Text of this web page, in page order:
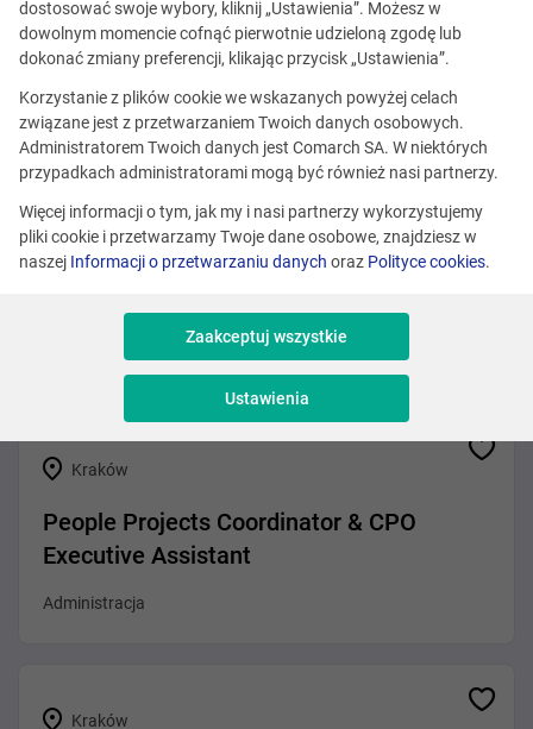
Ta oferta jest już
nieaktualna.
Zobacz podobne oferty
Kraków
Kraków
People Projects Coordinator & CPO
Executive Assistant
Administracja
Kraków
dostosować swoje wybory, kliknij „Ustawienia”. Możesz w
dowolnym momencie cofnąć pierwotnie udzieloną zgodę lub
dokonać zmiany preferencji, klikając przycisk „Ustawienia”.
Korzystanie z plików cookie we wskazanych powyżej celach
związane jest z przetwarzaniem Twoich danych osobowych.
Administratorem Twoich danych jest Comarch SA. W niektórych
przypadkach administratorami mogą być również nasi partnerzy.
Więcej informacji o tym, jak my i nasi partnerzy wykorzystujemy
pliki cookie i przetwarzamy Twoje dane osobowe, znajdziesz w
naszej Informacji o przetwarzaniu danych oraz Polityce cookies.
Zaakceptuj wszystkie
Ustawienia